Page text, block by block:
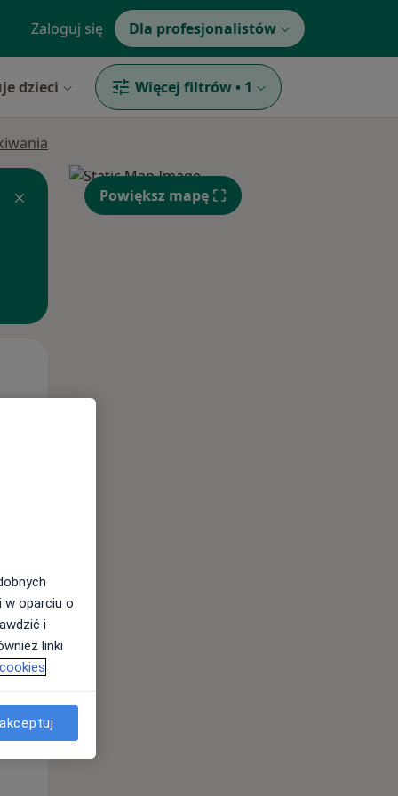
Zaloguj się Dla profesjonalistów
dzieci Więcej filtrów • 1
Wt,
11 Sie
Powiększ mapę
w oparciu o
i
linki